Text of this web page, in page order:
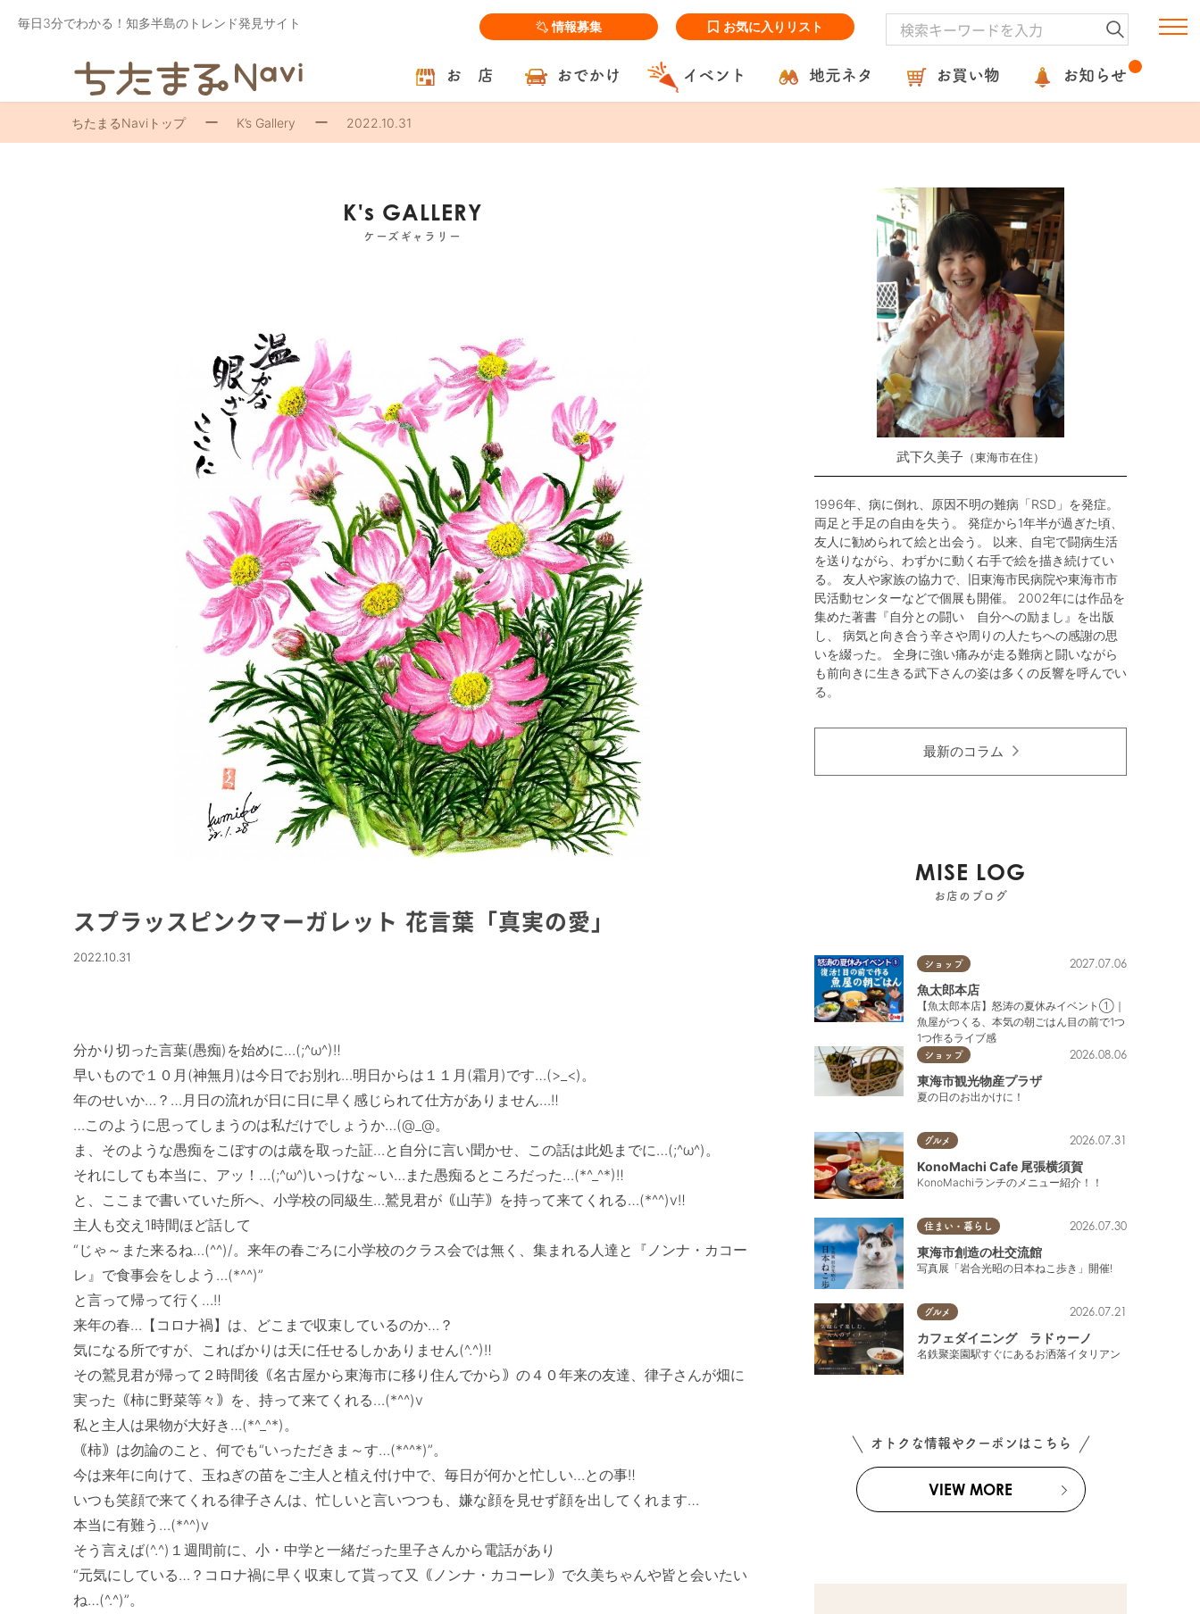
毎日3分でわかる！知多半島のトレンド発見サイト 情報募集 お気に入りリスト
お 店 おでかけ イベント 地元ネタ お買い物 お知らせ
ちたまるNaviトップ K’s Gallery 2022.10.31
K's GALLERY
ケーズギャラリー
スプラッスピンクマーガレット 花言葉「真実の愛」
2022.10.31
分かり切った言葉(愚痴)を始めに…(;^ω^)‼
早いもので１０月(神無月)は今日でお別れ…明日からは１１月(霜月)です…(>_<)。
年のせいか…？…月日の流れが日に日に早く感じられて仕方がありません…‼
…このように思ってしまうのは私だけでしょうか…(@_@。
ま、そのような愚痴をこぼすのは歳を取った証…と自分に言い聞かせ、この話は此処までに…(;^ω^)。
それにしても本当に、アッ！…(;^ω^)いっけな～い…また愚痴るところだった…(*^_^*)‼
と、ここまで書いていた所へ、小学校の同級生…鷲見君が｟山芋｠を持って来てくれる…(*^^)v‼
主人も交え1時間ほど話して
“じゃ～また来るね…(^^)/。来年の春ごろに小学校のクラス会では無く、集まれる人達と『ノンナ・カコー
レ』で食事会をしよう…(*^^)”
と言って帰って行く…‼
来年の春…【コロナ禍】は、どこまで収束しているのか…？
気になる所ですが、こればかりは天に任せるしかありません(^.^)‼
その鷲見君が帰って２時間後｟名古屋から東海市に移り住んでから｠の４０年来の友達、律子さんが畑に
実った｟柿に野菜等々｠を、持って来てくれる…(*^^)v
私と主人は果物が大好き…(*^_^*)。
｟柿｠は勿論のこと、何でも“いっただきま～す…(*^^*)”。
今は来年に向けて、玉ねぎの苗をご主人と植え付け中で、毎日が何かと忙しい…との事‼
いつも笑顔で来てくれる律子さんは、忙しいと言いつつも、嫌な顔を見せず顔を出してくれます…
本当に有難う…(*^^)v
そう言えば(^.^)１週間前に、小・中学と一緒だった里子さんから電話があり
“元気にしている…？コロナ禍に早く収束して貰って又｟ノンナ・カコーレ｠で久美ちゃんや皆と会いたい
ね…(^.^)”。
武下久美子 東海市在住
1996年、病に倒れ、原因不明の難病「RSD」を発症。
両足と手足の自由を失う。 発症から1年半が過ぎた頃、
友人に勧められて絵と出会う。 以来、自宅で闘病生活
を送りながら、わずかに動く右手で絵を描き続けてい
る。 友人や家族の協力で、旧東海市民病院や東海市市
民活動センターなどで個展も開催。 2002年には作品を
集めた著書『自分との闘い 自分への励まし』を出版
し、 病気と向き合う辛さや周りの人たちへの感謝の思
いを綴った。 全身に強い痛みが走る難病と闘いながら
も前向きに生きる武下さんの姿は多くの反響を呼んでい
る。
最新のコラム
MISE LOG
お店のブログ
ショップ 2027.07.06
魚太郎本店
【魚太郎本店】怒涛の夏休みイベント①｜
魚屋がつくる、本気の朝ごはん目の前で1つ
1つ作るライブ感
ショップ 2026.08.06
東海市観光物産プラザ
夏の日のお出かけに！
グルメ 2026.07.31
KonoMachi Cafe 尾張横須賀
KonoMachiランチのメニュー紹介！！
住まい・暮らし 2026.07.30
東海市創造の杜交流館
写真展「岩合光昭の日本ねこ歩き」開催!
グルメ 2026.07.21
カフェダイニング ラドゥーノ
名鉄聚楽園駅すぐにあるお洒落イタリアン
オトクな情報やクーポンはこちら
VIEW MORE